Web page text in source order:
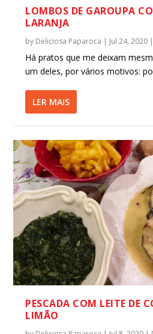
LOMBOS DE GAROUPA
LARANJA
by Deliciosa Paparoca | Jul 24, 2020 |
Há pratos que me deixam
um deles, por vários motivos:
LER MAIS
PESCADA COM LEITE DE
LIMÃO